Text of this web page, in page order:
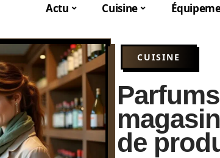
Actu Cuisine
CUISINE
de